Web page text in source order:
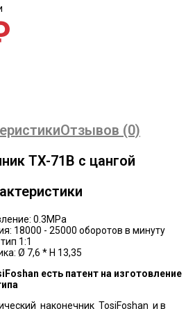
Отзывов (0)
TX-71B c цангой
0.3MPa
18000 - 25000 оборотов в минуту
1:1
Ø 7,6 * H 13,35
есть патент на изготовление
наконечник TosiFoshan и в